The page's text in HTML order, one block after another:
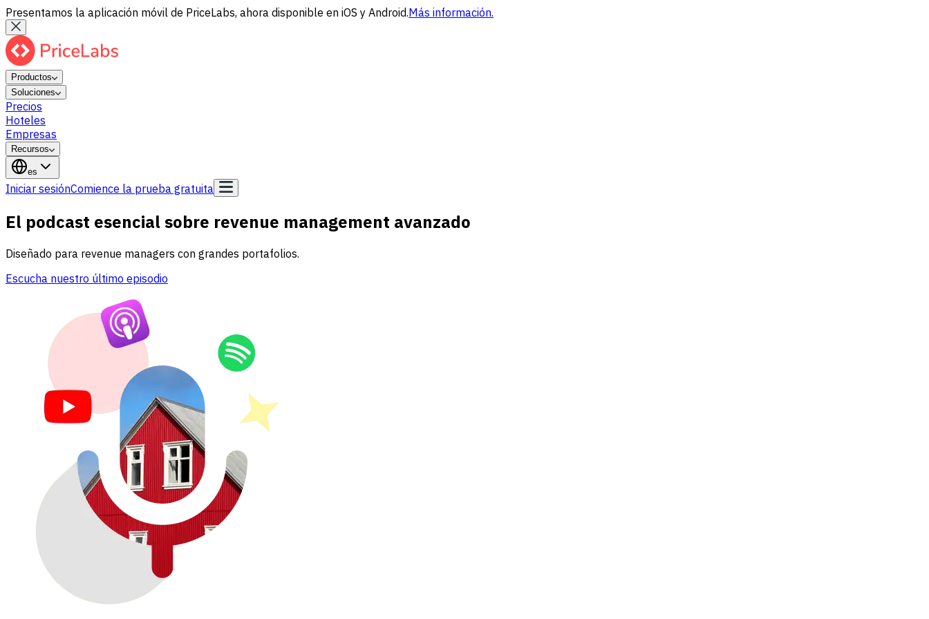
Presentamos la aplicación móvil de PriceLabs, ahora disponible en iOS y Android.Más información.
Productos
Soluciones
Precios
Hoteles
Empresas
Recursos
es
Iniciar sesiónComience la prueba gratuita
El podcast esencial sobre revenue management avanzado
Diseñado para revenue managers con grandes portafolios.
Escucha nuestro último episodio